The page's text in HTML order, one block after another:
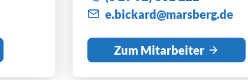
b ck rd m rsb rg d
Zum Mitarbeiter